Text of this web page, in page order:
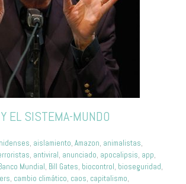
EL SISTEMA-MUNDO
, aislamiento, Amazon, animalistas,
, antiviral, anunciado, apocalipsis, app,
Mundial, Bill Gates, biocontrol, bioseguridad,
, cambio climático, caos, capitalismo,